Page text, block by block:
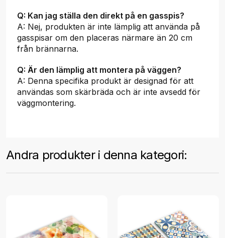
Q: Kan jag ställa den direkt på en gasspis?
A: Nej, produkten är inte lämplig att använda på
gasspisar om den placeras närmare än 20 cm
från brännarna.
Q: Är den lämplig att montera på väggen?
A: Denna specifika produkt är designad för att
användas som skärbräda och är inte avsedd för
väggmontering.
Andra produkter i denna kategori: